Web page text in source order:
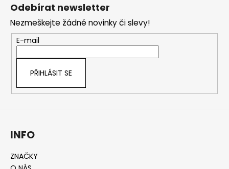
Odebírat newsletter
Nezmeškejte žádné novinky či slevy!
E-mail
PŘIHLÁSIT SE
INFO
ZNAČKY